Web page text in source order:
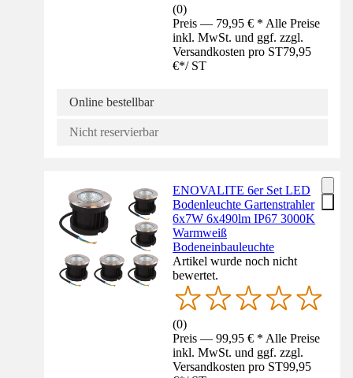
(0)
Preis — 79,95 € * Alle Preise
inkl. MwSt. und ggf. zzgl.
Versandkosten pro ST79,95
€*/ ST
Online bestellbar
Nicht reservierbar
ENOVALITE 6er Set LED
Bodenleuchte Gartenstrahler
6x7W 6x490lm IP67 3000K
Warmweiß
Bodeneinbauleuchte
Artikel wurde noch nicht
bewertet.
(0)
Preis — 99,95 € * Alle Preise
inkl. MwSt. und ggf. zzgl.
Versandkosten pro ST99,95